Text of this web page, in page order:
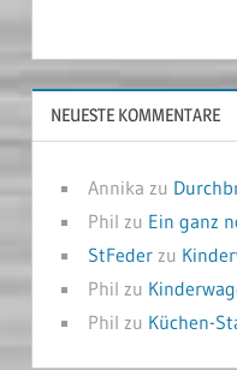
NEUESTE KOMMENTARE
Annika zu
Phil zu Ein ganz
StFederzu
Phil zu
Phil zu Küchen-